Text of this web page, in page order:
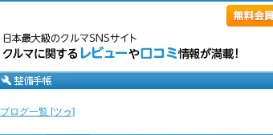
ブログ一覧 [ツゥ]